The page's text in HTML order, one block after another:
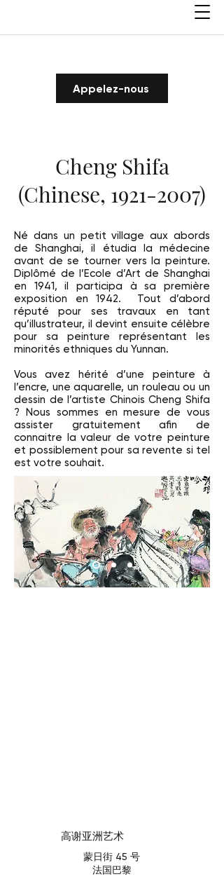
Appelez-nous
Cheng Shifa
(Chinese, 1921-2007)
Né dans un petit village aux abords
de Shanghai, il étudia la médecine
avant de se tourner vers la peinture.
Diplômé de l’Ecole d’Art de Shanghai
en 1941, il participa à sa première
exposition en 1942. Tout d’abord
réputé pour ses travaux en tant
qu’illustrateur, il devint ensuite célèbre
pour sa peinture représentant les
minorités ethniques du Yunnan.
Vous avez hérité d’une peinture à
l’encre, une aquarelle, un rouleau ou un
dessin de l’artiste Chinois Cheng Shifa
? Nous sommes en mesure de vous
assister gratuitement afin de
connaitre la valeur de votre peinture
et possiblement pour sa revente si tel
est votre souhait.
高谢亚洲艺术
蒙日街 45 号
法国巴黎